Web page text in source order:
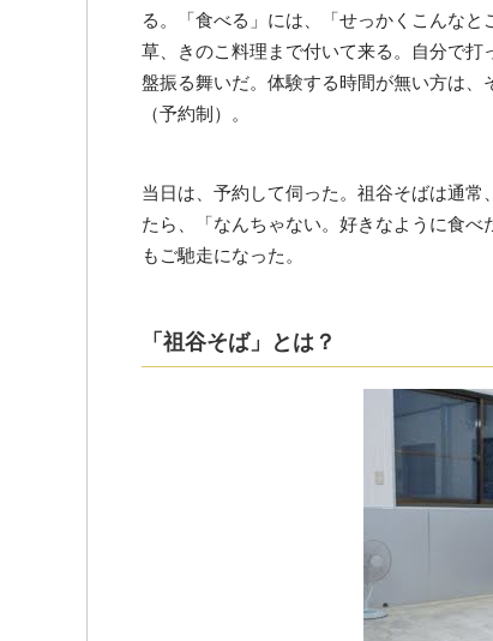
る。「食べる」には、「せっかくこんな
草、きのこ料理まで付いて来る。自分で
盤振る舞いだ。体験する時間が無い方は
（予約制）。
当日は、予約して伺った。祖谷そばは通
たら、「なんちゃない。好きなように食
もご馳走になった。
「祖谷そば」とは？